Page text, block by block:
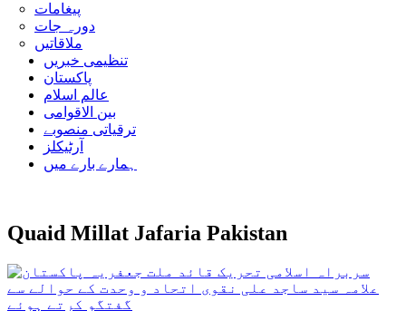
پیغامات
دورہ جات
ملاقاتیں
تنظیمی خبریں
پاکستان
عالم اسلام
بین الاقوامی
ترقیاتی منصوبے
آرٹیکلز
ہمارے بارے میں
Quaid Millat Jafaria Pakistan